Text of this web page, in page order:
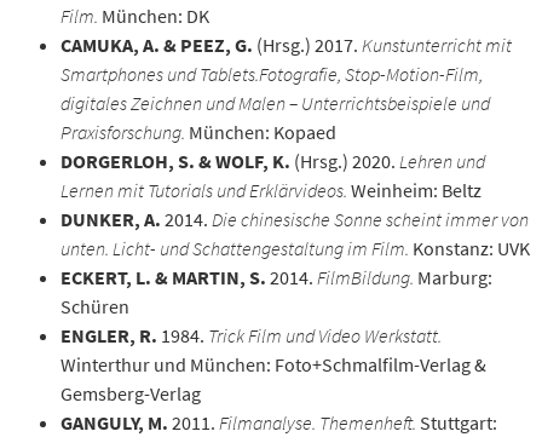
Film. München: DK
CAMUKA, A. & PEEZ, G. (Hrsg.) 2017. Kunstunterricht mit
Smartphones und Tablets.Fotografie, Stop-Motion-Film,
digitales Zeichnen und Malen – Unterrichtsbeispiele und
Praxisforschung. München: Kopaed
DORGERLOH, S. & WOLF, K. (Hrsg.) 2020. Lehren und
Lernen mit Tutorials und Erklärvideos. Weinheim: Beltz
DUNKER, A. 2014. Die chinesische Sonne scheint immer von
unten. Licht- und Schattengestaltung im Film. Konstanz: UVK
ECKERT, L. & MARTIN, S. 2014. FilmBildung. Marburg:
Schüren
ENGLER, R. 1984. Trick Film und Video Werkstatt.
Winterthur und München: Foto+Schmalfilm-Verlag &
Gemsberg-Verlag
GANGULY, M. 2011. Filmanalyse. Themenheft. Stuttgart: